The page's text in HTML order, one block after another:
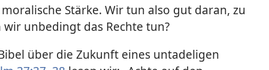
Stärke. Wir tun also gut daran, zu
unbedingt das Rechte tun?
über die Zukunft eines untadeligen